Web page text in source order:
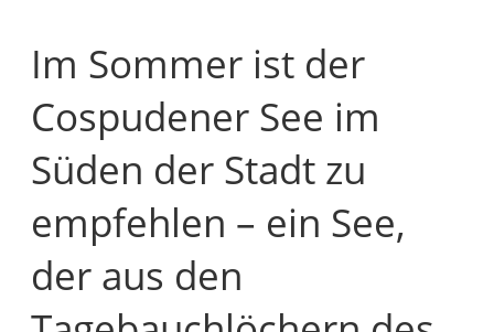
Im Sommer ist der
Cospudener See im
Süden der Stadt zu
empfehlen – ein See,
der aus den